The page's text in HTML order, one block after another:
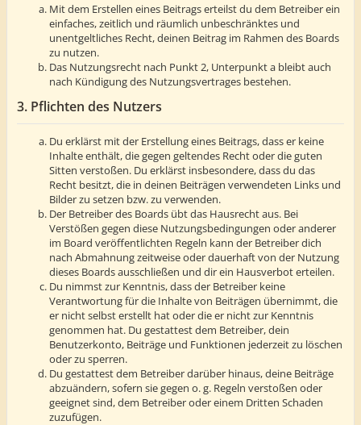
Mit dem Erstellen eines Beitrags erteilst du dem Betreiber ein
einfaches, zeitlich und räumlich unbeschränktes und
unentgeltliches Recht, deinen Beitrag im Rahmen des Boards
zu nutzen.
Das Nutzungsrecht nach Punkt 2, Unterpunkt a bleibt auch
nach Kündigung des Nutzungsvertrages bestehen.
3. Pflichten des Nutzers
Du erklärst mit der Erstellung eines Beitrags, dass er keine
Inhalte enthält, die gegen geltendes Recht oder die guten
Sitten verstoßen. Du erklärst insbesondere, dass du das
Recht besitzt, die in deinen Beiträgen verwendeten Links und
Bilder zu setzen bzw. zu verwenden.
Der Betreiber des Boards übt das Hausrecht aus. Bei
Verstößen gegen diese Nutzungsbedingungen oder anderer
im Board veröffentlichten Regeln kann der Betreiber dich
nach Abmahnung zeitweise oder dauerhaft von der Nutzung
dieses Boards ausschließen und dir ein Hausverbot erteilen.
Du nimmst zur Kenntnis, dass der Betreiber keine
Verantwortung für die Inhalte von Beiträgen übernimmt, die
er nicht selbst erstellt hat oder die er nicht zur Kenntnis
genommen hat. Du gestattest dem Betreiber, dein
Benutzerkonto, Beiträge und Funktionen jederzeit zu löschen
oder zu sperren.
Du gestattest dem Betreiber darüber hinaus, deine Beiträge
abzuändern, sofern sie gegen o. g. Regeln verstoßen oder
geeignet sind, dem Betreiber oder einem Dritten Schaden
zuzufügen.